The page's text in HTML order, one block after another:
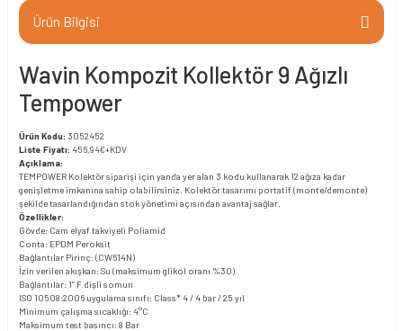
Ürün Bilgisi
Wavin Kompozit Kollektör 9 Ağızlı
Tempower
Ürün Kodu: 3052452
Liste Fiyatı: 456,94€+KDV
Açıklama:
TEMPOWER Kolektör siparişi için yanda yer alan 3 kodu kullanarak 12 ağıza kadar
genişletme imkanına sahip olabilirsiniz. Kolektör tasarımı portatif (monte/demonte)
şekilde tasarlandığından stok yönetimi açısından avantaj sağlar.
Özellikler:
Gövde: Cam elyaf takviyeli Poliamid
Conta: EPDM Peroksit
Bağlantılar Pirinç: (CW614N)
İzin verilen akışkan: Su (maksimum glikol oranı %30)
Bağlantılar: 1” F dişli somun
ISO 10508:2006 uygulama sınıfı: Class* 4 / 4 bar / 25 yıl
Minimum çalışma sıcaklığı: 4°C
Maksimum test basıncı: 8 Bar